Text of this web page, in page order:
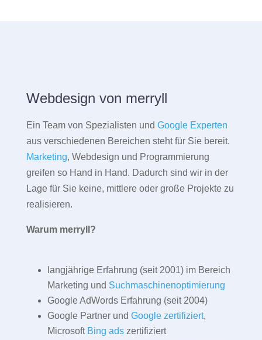
Webdesign von merryll
Ein Team von Spezialisten und Google Experten
aus verschiedenen Bereichen steht für Sie bereit.
Marketing, Webdesign und Programmierung
greifen so Hand in Hand. Dadurch sind wir in der
Lage für Sie keine, mittlere oder große Projekte zu
realisieren.
Warum merryll?
langjährige Erfahrung (seit 2001) im Bereich
Marketing und Suchmaschinenoptimierung
Google AdWords Erfahrung (seit 2004)
Google Partner und Google zertifiziert,
Microsoft Bing adszertifiziert